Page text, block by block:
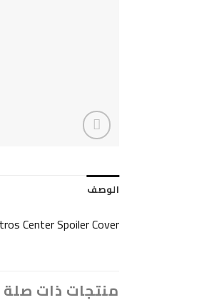
الوصف
Center Spoiler Cover
منتجات ذات صلة